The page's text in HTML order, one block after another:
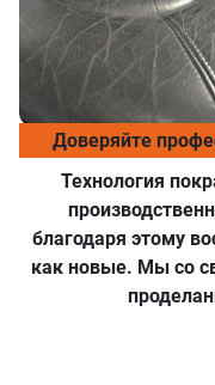
Доверяйте
Технология
благодаря этому
как новые. Мы со